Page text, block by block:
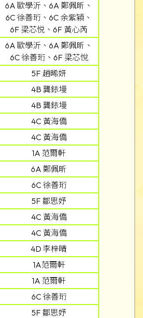
6A 歐學沂、6A 鄭佩昕、
6C 徐善珩、6C 余紫穎、
6F 梁芯悦、6F 黃心芮
6A 歐學沂、6A 鄭佩昕、
6C 徐善珩、6F 梁芯悅
5F 趙晞妍
4B 龔銥墁
4B 龔銥墁
4C 黃海僑
4C 黃海僑
1A 范爾軒
6A 鄭佩昕
6C 徐善珩
5F 鄒思妤
4C 黃海僑
4C 黃海僑
4D 李梓晴
1A范爾軒
1A 范爾軒
6C 徐善珩
5F 鄒思妤